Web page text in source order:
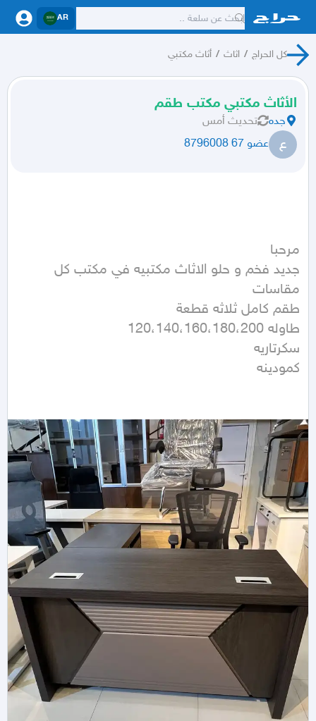
AR
كل الحراج / اثاث / أثاث مكتبي
الأثاث مكتبي مكتب طقم
جده تحديث أمس
ع عضو 67 8796008
كمودينه